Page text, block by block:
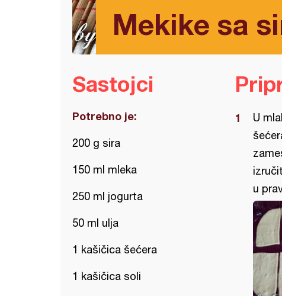
Mekike sa
Sastojci
Potrebno je:
200 g sira
150 ml mleka
250 ml jogurta
50 ml ulja
1 kašičica šećera
1 kašičica soli
U
u